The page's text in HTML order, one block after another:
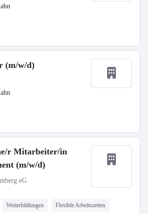
(m/w/d)
r Mitarbeiter/in
(m/w/d)
eG
Weiterbildungen Flexible Arbeitszeiten